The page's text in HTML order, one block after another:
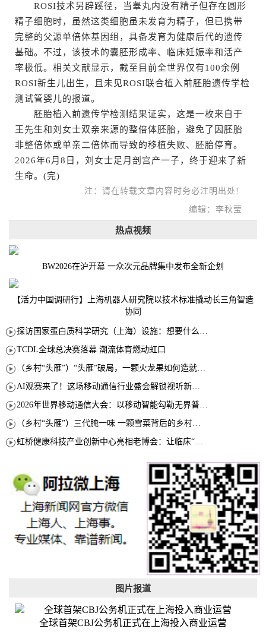
ROSI技术另辟蹊径，当睾丸内没有精子但存在圆形
精子细胞时，虽然这类细胞虽未发育为精子，但已携带
完整的父源单倍体基因组，具备发育为健康后代的遗传
基础。不过，该技术的囊胚形成率、临床妊娠率和活产
率极低。相关文献显示，截至目前全世界仅有100余例
ROSI新生儿出生，且未见ROSI联合植入前胚胎遗传学检
测试管婴儿的报道。
胚胎植入前遗传学检测结果证实，这是一枚来自于
王先生和刘女士双亲来源的整倍体胚胎，避免了因胚胎
非整倍体或单亲二倍体而导致的移植失败、胚胎停育。
2026年6月8日，刘女士足月剖宫产一子，终于迎来了新
生命。(完)
注：请在转载文章内容时务必注明出处!
编辑：李秋莹
热点视频
BW2026在沪开幕 一众次元品牌集中发布全新企划
【活力中国调研行】上海机器人研究院以技术标准撬动长三角智造
协同
探访国家蛋白质科学研究（上海）设施：想要什么蛋白 AI直接设计合成
TCDL全球总决赛落幕 潮流体育燃动虹口
（乡村“头雁”）“头雁”破局，一颗火龙果如何造就沪上乡村特色产业化路径
AI观赛来了！这场移动通信行业盛会解锁视听新玩法
2026年世界移动通信大会：以移动智能勾勒无界普惠新愿景
（乡村“头雁”）三代腌一味 一颗雪菜背后的乡村致富经
虹桥健康科技产业创新中心亮相老博会：让临床“需求”定义银发经济新生态
图片报道
全球首架CBJ公务机正式在上海投入商业运营